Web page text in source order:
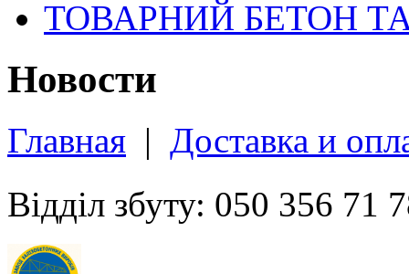
ТОВАРНИЙ БЕТОН
Новости
Главная | Доставка и
Відділ збуту: 050 356 71